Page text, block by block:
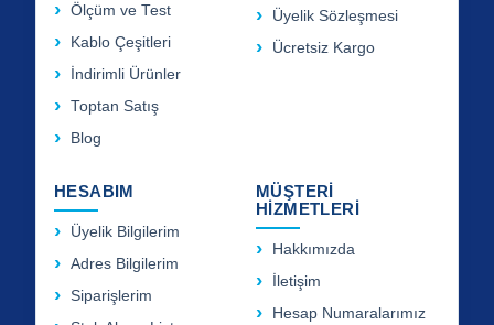
Ölçüm ve Test
Kablo Çeşitleri
İndirimli Ürünler
Toptan Satış
Blog
Üyelik Sözleşmesi
Ücretsiz Kargo
HESABIM
Üyelik Bilgilerim
Adres Bilgilerim
Siparişlerim
MÜŞTERİ
HİZMETLERİ
Hakkımızda
İletişim
Hesap Numaralarımız